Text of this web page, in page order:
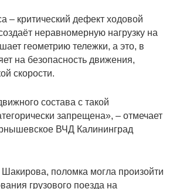
– критический дефект ходовой
неравномерную нагрузку на
геометрию тележки, а это, в
на безопасность движения,
скорости.
состава с такой
запрещена», – отмечает
ВЧД Калининград
поломка могла произойти
грузового поезда на